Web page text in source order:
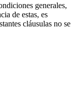
generales,
de estas, es
cláusulas no se